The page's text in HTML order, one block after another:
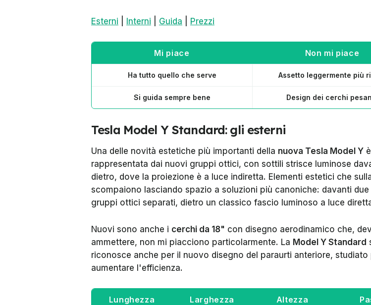
Esterni Interni Guida Prezzi
Mi piace Non mi piace
Ha tutto quello che serve Assetto leggermente più
Si guida sempre bene Design dei cerchi
Tesla Model Y Standard: gli esterni
Una delle novità estetiche più importanti della nuova Tesla Model Y è
rappresentata dai nuovi gruppi ottici, con sottili strisce luminose
dietro, dove la proiezione è a luce indiretta. Elementi estetici che
scompaiono lasciando spazio a soluzioni più canoniche: davanti
gruppi ottici separati, dietro un classico fascio luminoso a luce
Nuovi sono anche i cerchi da 18" con disegno aerodinamico che,
ammettere, non mi piacciono particolarmente. La Model Y Standard
riconosce anche per il nuovo disegno del paraurti anteriore, studiato
aumentare l'efficienza.
Lunghezza Larghezza Altezza